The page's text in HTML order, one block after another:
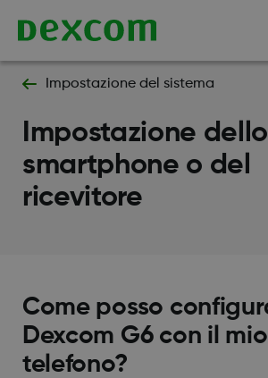
Impostazione del sistema
Impostazione dello
smartphone o del
ricevitore
Come posso
Dexcom G6 con il mio
telefono?